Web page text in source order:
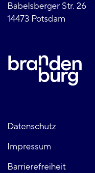
Babelsberger Str. 26
14473 Potsdam
Fußzeile
links
Datenschutz
Impressum
Barrierefreiheit